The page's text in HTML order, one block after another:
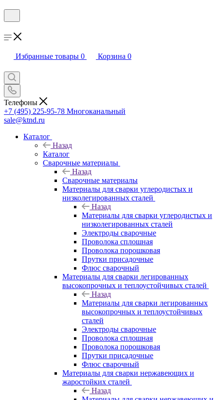
Избранные товары 0 Корзина 0
Телефоны
+7 (495) 225-95-78 Многоканальный
sale@ktnd.ru
Каталог
Назад
Каталог
Сварочные материалы
Назад
Сварочные материалы
Материалы для сварки углеродистых и
низколегированных сталей
Назад
Материалы для сварки углеродистых и
низколегированных сталей
Электроды сварочные
Проволока сплошная
Проволока порошковая
Прутки присадочные
Флюс сварочный
Материалы для сварки легированных
высокопрочных и теплоустойчивых сталей
Назад
Материалы для сварки легированных
высокопрочных и теплоустойчивых
сталей
Электроды сварочные
Проволока сплошная
Проволока порошковая
Прутки присадочные
Флюс сварочный
Материалы для сварки нержавеющих и
жаростойких сталей
Назад